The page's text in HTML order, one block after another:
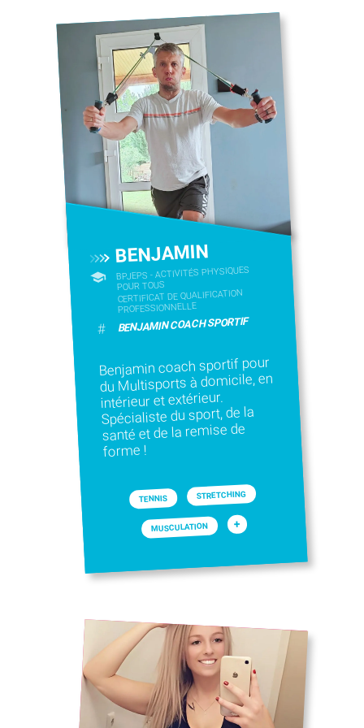
BENJAMIN
BPJEPS - ACTIVITÉS PHYSIQUES
POUR TOUS
CERTIFICAT DE QUALIFICATION
PROFESSIONNELLE
# BENJAMIN COACH SPORTIF
Benjamin coach sportif pour
du Multisports à domicile, en
intérieur et extérieur.
Spécialiste du sport, de la
santé et de la remise de
forme !
TENNIS STRETCHING
MUSCULATION +